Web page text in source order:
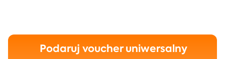
Podaruj voucher uniwersalny